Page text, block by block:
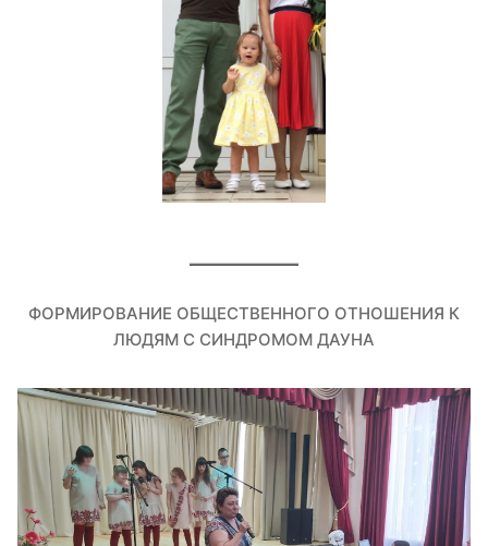
ФОРМИРОВАНИЕ ОБЩЕСТВЕННОГО ОТНОШЕНИЯ К
ЛЮДЯМ С СИНДРОМОМ ДАУНА